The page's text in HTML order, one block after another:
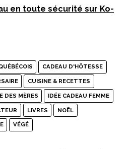
en toute sécurité sur Ko-
CADEAU D'HÔTESSE
CUISINE & RECETTES
DES MÈRES IDÉE CADEAU FEMME
LIVRES NOËL
VÉGÉ